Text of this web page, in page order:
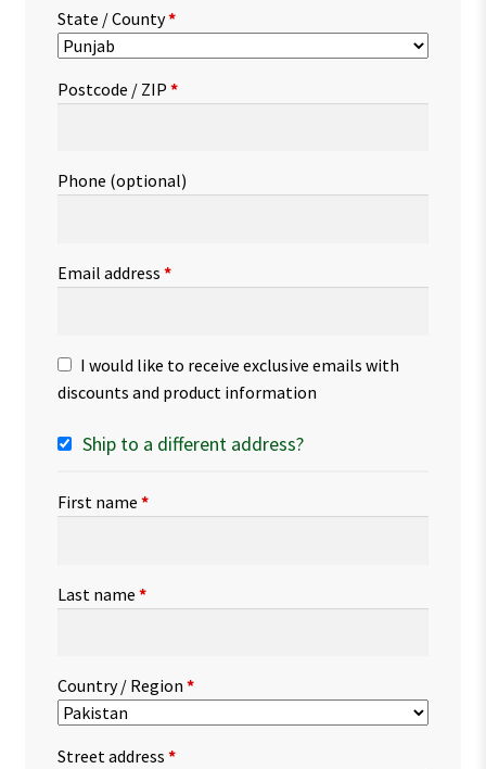
State / County*
Postcode / ZIP *
Phone (optional)
Email address *
I would like to receive exclusive emails with
discounts and product information
Ship to a different address?
First name *
Last name *
Country / Region *
Street address *